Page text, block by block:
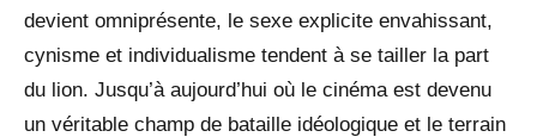
devient omniprésente, le sexe explicite envahissant,
cynisme et individualisme tendent à se tailler la part
du lion. Jusqu’à aujourd’hui où le cinéma est devenu
un véritable champ de bataille idéologique et le terrain